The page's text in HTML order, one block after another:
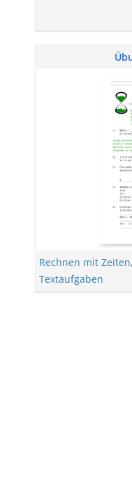
Rechnen mit Zeiten,
Textaufgaben